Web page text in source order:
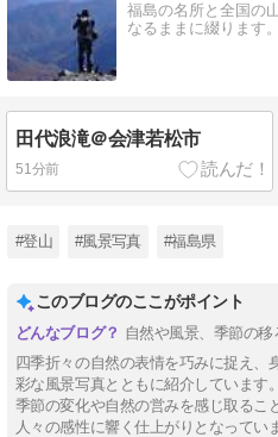
福島の名所と全国の
なるままに綴ります。
田代浪滝＠会津若松市
51分前
#登山 #風景写真 #福島県
このブログのここがポイント
自然や風景、季節の移
四季折々の自然の表情を巧みに捉え、
彩な風景写真とともに紹介しています
季節の変化や自然の営みを感じ取るこ
人々の感性に響く仕上がりとなって